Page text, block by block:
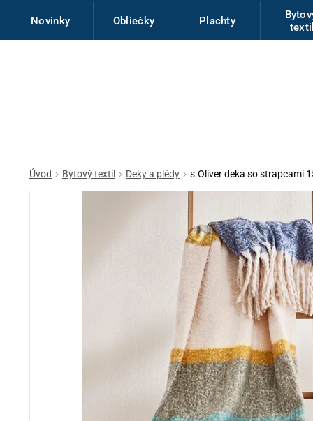
Novinky Obliečky Plachty
Úvod Bytový textil Deky a plédy s.Oliver deka so strapcami